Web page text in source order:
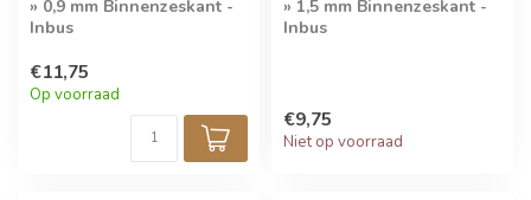
» 0,9 mm Binnenzeskant -
Inbus
» Kwaliteit
Microschroevendraaier
€11,75
Op voorraad
» 1,5 mm Binnenzeskant -
Inbus
€9,75
Niet op voorraad